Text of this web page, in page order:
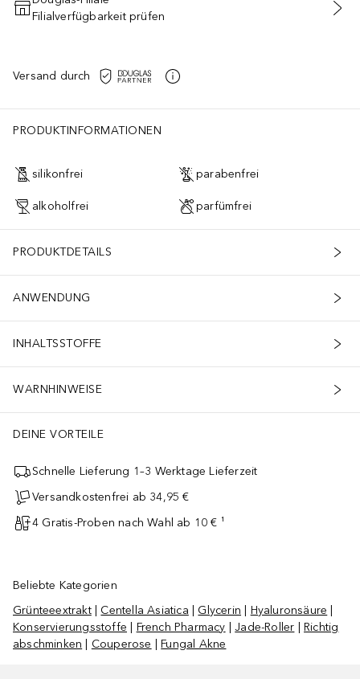
IN DEN WARENKORB
Filialverfügbarkeit prüfen
Versand durch
PRODUKTINFORMATIONEN
silikonfrei parabenfrei
alkoholfrei parfümfrei
PRODUKTDETAILS
ANWENDUNG
INHALTSSTOFFE
WARNHINWEISE
DEINE VORTEILE
Schnelle Lieferung 1–3 Werktage Lieferzeit
Versandkostenfrei ab 34,95 €
4 Gratis-Proben nach Wahl ab 10 € ¹
Beliebte Kategorien
Grünteeextrakt| Centella Asiatica Glycerin Hyaluronsäure
Konservierungsstoffe
French Pharmacy |Jade-Roller |Richtig
abschminken
Couperose |Fungal Akne